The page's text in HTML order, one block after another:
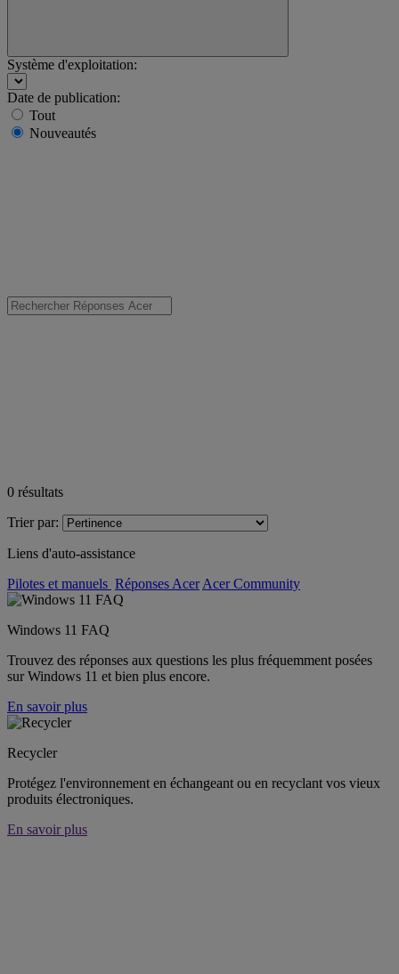
Système d'exploitation:
Date de publication:
Tout
Nouveautés
0 résultats
Trier par:
Liens d'auto-assistance
Pilotes et manuels Réponses Acer Acer Community
Windows 11 FAQ
Trouvez des réponses aux questions les plus fréquemment posées
sur Windows 11 et bien plus encore.
En savoir plus
Recycler
Protégez l'environnement en échangeant ou en recyclant vos vieux
produits électroniques.
En savoir plus